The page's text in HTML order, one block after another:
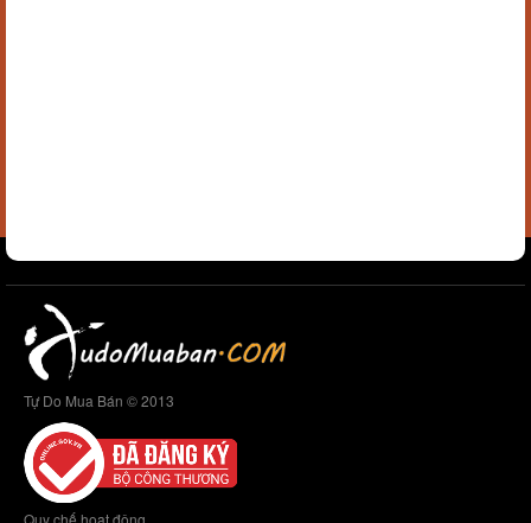
Tự Do Mua Bán © 2013
Quy chế hoạt động